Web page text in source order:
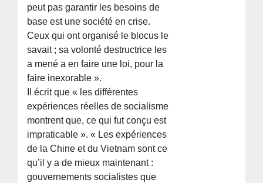
peut pas garantir les besoins de
base est une société en crise.
Ceux qui ont organisé le blocus le
savait ; sa volonté destructrice les
a mené a en faire une loi, pour la
faire inexorable ».
Il écrit que « les différentes
expériences réelles de socialisme
montrent que, ce qui fut conçu est
impraticable ». « Les expériences
de la Chine et du Vietnam sont ce
qu’il y a de mieux maintenant :
gouvernements socialistes que